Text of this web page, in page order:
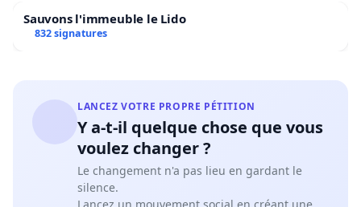
Sauvons l'immeuble le Lido
832 signatures
LANCEZ VOTRE PROPRE PÉTITION
Y a-t-il quelque chose que vous
voulez changer ?
Le changement n'a pas lieu en gardant le
silence.